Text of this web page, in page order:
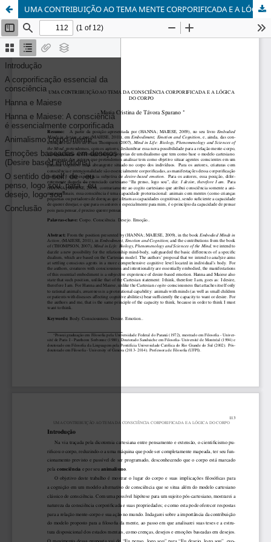
UMA CONTRIBUIÇÃO AO TEMA MENTE CORPORIFICADA E A LÓGICA DO CORPO